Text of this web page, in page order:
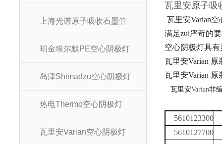
上海光谱原子吸收石墨管
珀金埃尔默PE空心阴极灯
岛津Shimadzu空心阴极灯
热电Thermo空心阴极灯
瓦里安Varian空心阴极灯
瓦里安原子
瓦里安Varian
满足zui严苛的
空心阴极灯具有
瓦里安Varian
瓦里安Varian
瓦里安Varian非
5610123300
5610127700